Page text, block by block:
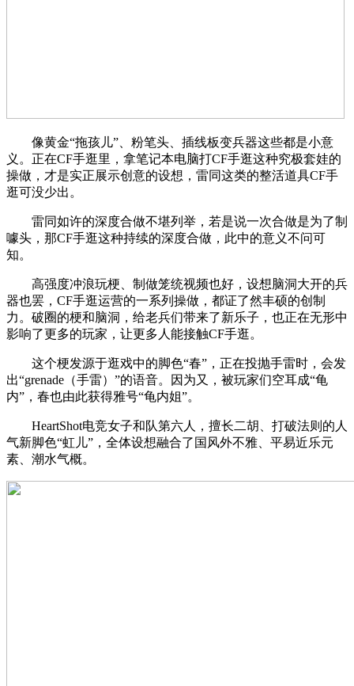
像黄金“拖孩儿”、粉笔头、插线板变兵器这些都是小意
义。正在CF手逛里，拿笔记本电脑打CF手逛这种究极套娃的
操做，才是实正展示创意的设想，雷同这类的整活道具CF手
逛可没少出。
雷同如许的深度合做不堪列举，若是说一次合做是为了制
噱头，那CF手逛这种持续的深度合做，此中的意义不问可
知。
高强度冲浪玩梗、制做笼统视频也好，设想脑洞大开的兵
器也罢，CF手逛运营的一系列操做，都证了然丰硕的创制
力。破圈的梗和脑洞，给老兵们带来了新乐子，也正在无形中
影响了更多的玩家，让更多人能接触CF手逛。
这个梗发源于逛戏中的脚色“春”，正在投抛手雷时，会发
出“grenade（手雷）”的语音。因为又，被玩家们空耳成“龟
内”，春也由此获得雅号“龟内姐”。
HeartShot电竞女子和队第六人，擅长二胡、打破法则的人
气新脚色“虹儿”，全体设想融合了国风外不雅、平易近乐元
素、潮水气概。